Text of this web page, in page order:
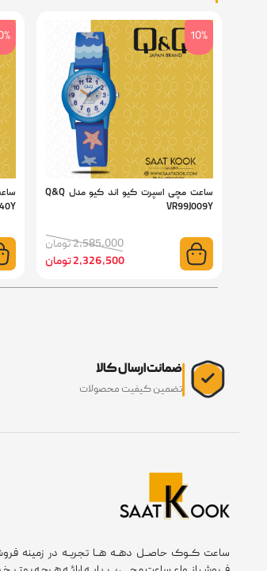
10%
ساعت مچی اسپرت کیو اند کیو مدل Q&Q
VR99J009Y
2,585,000 تومان
2,326,500 تومان
ضمانت ارسال کالا
تضمین کیفیت محصولات
ساعت کــوک حاصــل دهــه هــا تجربــه در زمینه